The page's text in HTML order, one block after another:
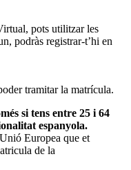
pots utilitzar les
podràs registrar-t’hi en
tramitar la matrícula.
si tens entre 25 i 64
espanyola.
Europea que et
de la